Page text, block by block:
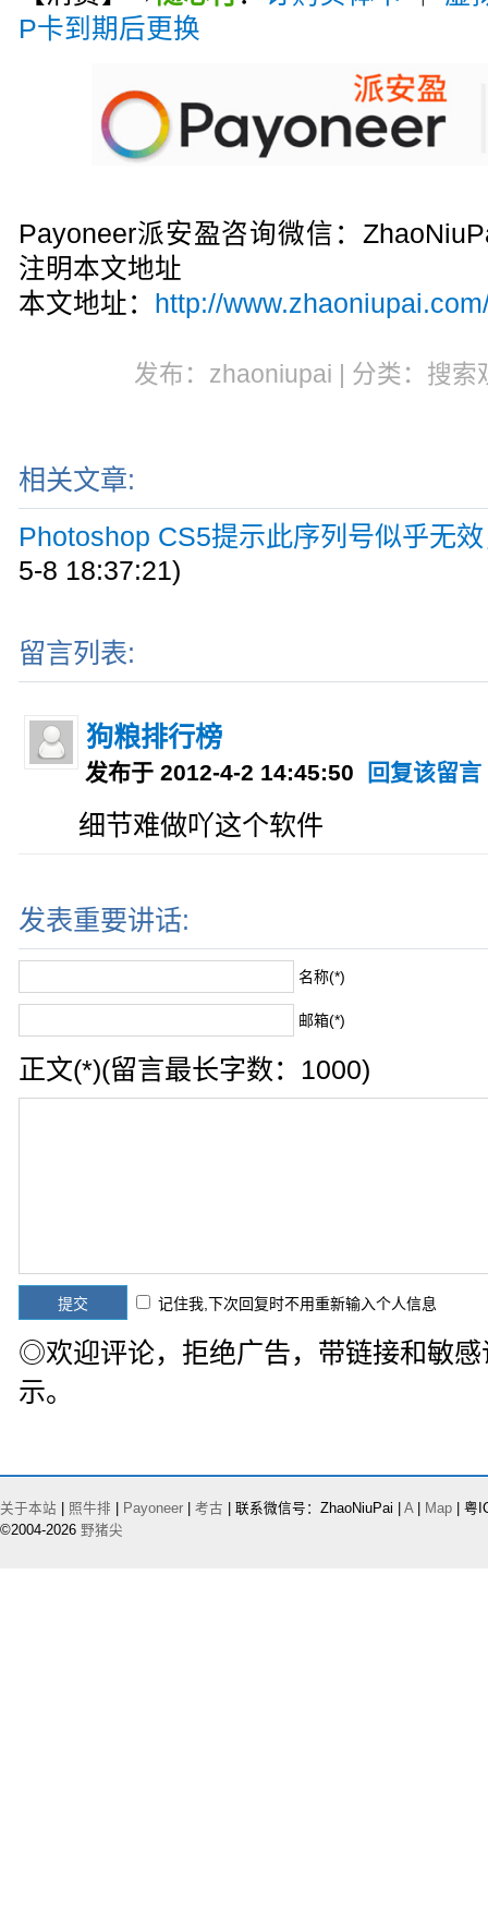
P卡到期后更换
Payoneer派安盈咨询微信：
注明本文地址
本文地址：
http://
发布：zhaoniupai | 分类：搜索
相关文章:
Photoshop CS5提示此序列号似乎无
5-8 18:37:21)
留言列表:
狗粮排行榜
发布于 2012-4-2 14:45:50 回复该留言
细节难做吖这个软件
发表重要讲话:
名称(*)
邮箱(*)
正文(*)(留言最长字数：1000)
记住我,下次回复时不用重新输入个人信息
◎欢迎评论，拒绝广告，带链接和敏
示。
关于本站 照牛排 Payoneer 考古 | 联系微信号：ZhaoNiuPai | A| Map | 粤
©2004-2026 野猪尖